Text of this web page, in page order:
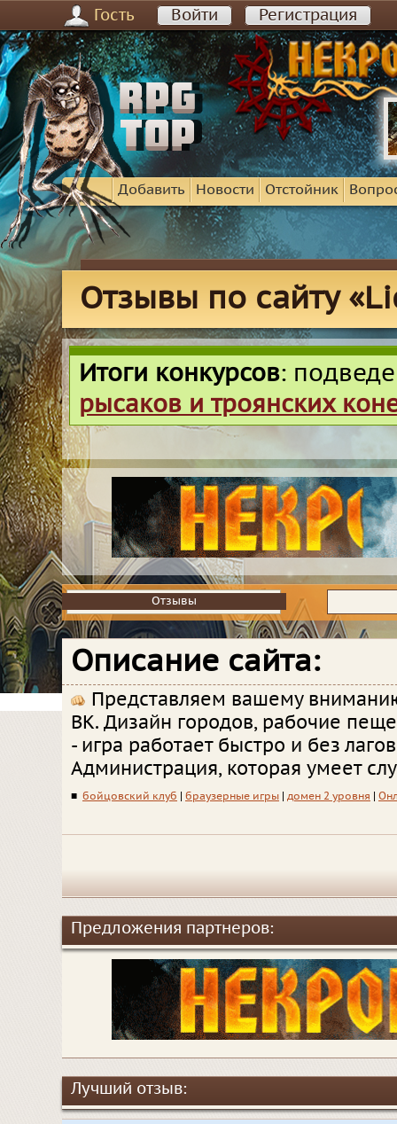
Гость Войти Регистрация
Добавить Новости Отстойник
Отзывы по сайту
Итоги конкурсов:
рысаков и троянских
Отзывы
Отзывы
Описание сайта:
Представляем вашему
BK. Дизайн городов, рабочие
- игра работает быстро и без
Администрация, которая умеет
■ бойцовский клуб браузерные игры домен 2 уровня
Предложения партнеров:
Лучший отзыв: